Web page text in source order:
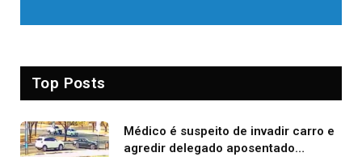
Top Posts
Médico é suspeito de invadir carro e
agredir delegado aposentado